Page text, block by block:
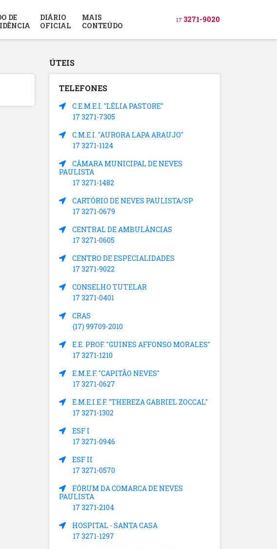
DE
DIÁRIO
OFICIAL
MAIS
CONTEÚDO
17 3271-9020
ÚTEIS
TELEFONES
C.E.M.E.I. "LÉLIA PASTORE"
17 3271-7305
C.M.E.I. "AURORA LAPA ARAUJO"
17 3271-1124
CÂMARA MUNICIPAL DE NEVES
PAULISTA
17 3271-1482
CARTÓRIO DE NEVES PAULISTA/SP
17 3271-0679
CENTRAL DE AMBULÂNCIAS
17 3271-0605
CENTRO DE ESPECIALIDADES
17 3271-9022
CONSELHO TUTELAR
17 3271-0401
CRAS
(17) 99709-2010
E.E. PROF. "GUINES AFFONSO MORALES"
17 3271-1210
E.M.E.F. "CAPITÃO NEVES"
17 3271-0627
E.M.E.I.E.F. "THEREZA GABRIEL ZOCCAL"
17 3271-1302
ESF I
17 3271-0946
ESF II
17 3271-0570
FÓRUM DA COMARCA DE NEVES
PAULISTA
17 3271-2104
HOSPITAL - SANTA CASA
17 3271-1297